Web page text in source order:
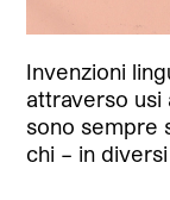
Invenzioni
attraverso
sono sempre
chi – in